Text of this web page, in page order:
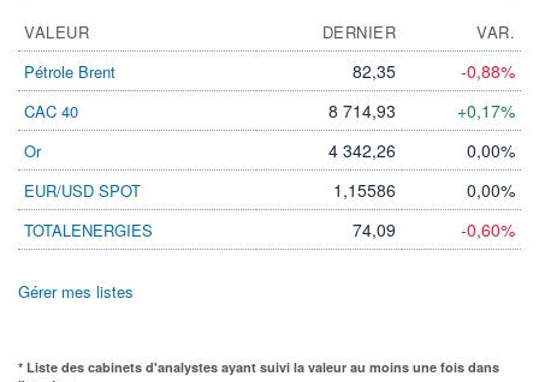
VALEUR DERNIER
VAR.
Pétrole Brent
82,35 -0,88%
CAC 40 8 714,93 +0,17%
Or 4 342,26 0,00%
EUR/USD SPOT 1,15586 0,00%
TOTALENERGIES 74,09 -0,60%
Gérer mes listes
* Liste des cabinets d'analystes ayant suivi la valeur au moins une fois dans